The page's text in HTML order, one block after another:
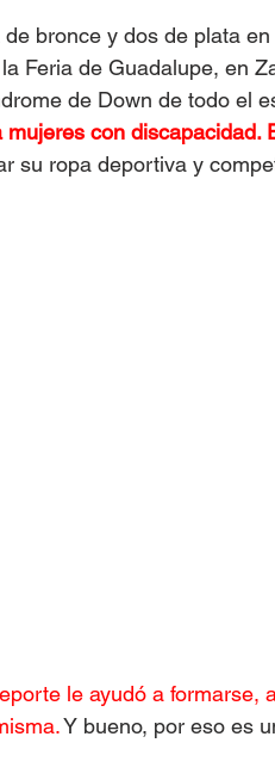
bronce y dos de plata
Feria de Guadalupe, en
de Down de todo el
con discapacidad.
su ropa deportiva y
le ayudó a formarse,
Y bueno, por eso es